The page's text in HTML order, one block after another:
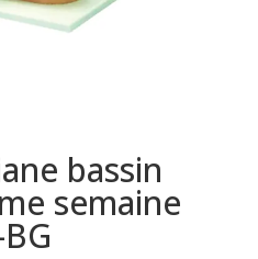
bassin
semaine